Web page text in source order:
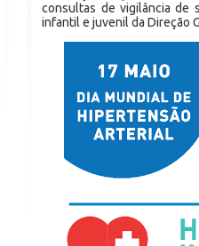
consultas de vigilância de
infantil e juvenil da Direção